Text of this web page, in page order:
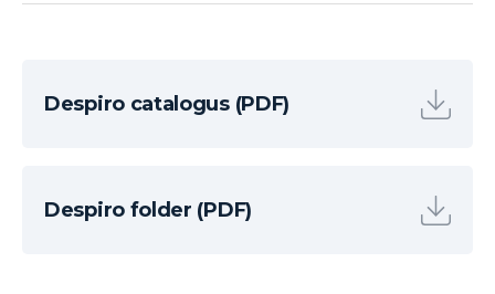
Despiro catalogus (PDF)
Despiro folder (PDF)